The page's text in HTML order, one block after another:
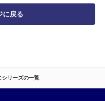
リーズの一覧
に戻る